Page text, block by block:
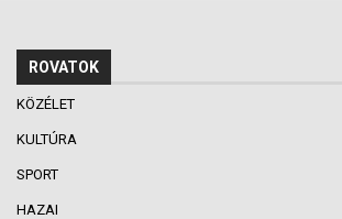
ROVATOK
KÖZÉLET
KULTÚRA
SPORT
HAZAI